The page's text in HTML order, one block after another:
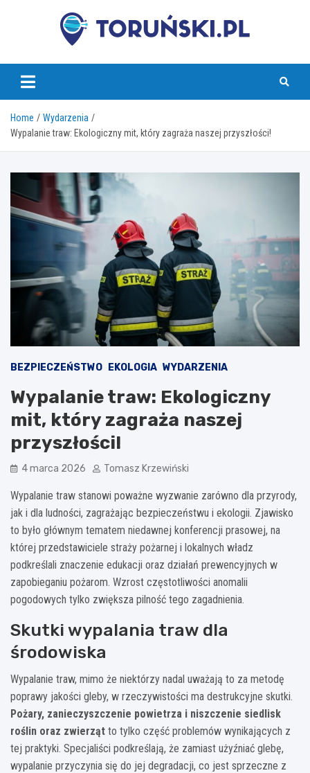
torunski.pl
Home
Wydarzenia
Wypalanie traw: Ekologiczny mit, który zagraża naszej przyszłości!
BEZPIECZEŃSTWO EKOLOGIA WYDARZENIA
Wypalanie traw: Ekologiczny
mit, który zagraża naszej
przyszłości!
4 marca 2026 Tomasz Krzewiński
Wypalanie traw stanowi poważne wyzwanie zarówno dla przyrody,
jak i dla ludności, zagrażając bezpieczeństwu i ekologii. Zjawisko
to było głównym tematem niedawnej konferencji prasowej, na
której przedstawiciele straży pożarnej i lokalnych władz
podkreślali znaczenie edukacji oraz działań prewencyjnych w
zapobieganiu pożarom. Wzrost częstotliwości anomalii
pogodowych tylko zwiększa pilność tego zagadnienia.
Skutki wypalania traw dla
środowiska
Wypalanie traw, mimo że niektórzy nadal uważają to za metodę
poprawy jakości gleby, w rzeczywistości ma destrukcyjne skutki.
Pożary, zanieczyszczenie powietrza i niszczenie siedlisk
roślin oraz zwierząt to tylko część problemów wynikających z
tej praktyki. Specjaliści podkreślają, że zamiast użyźniać glebę,
wypalanie przyczynia się do jej degradacji, co jest sprzeczne z